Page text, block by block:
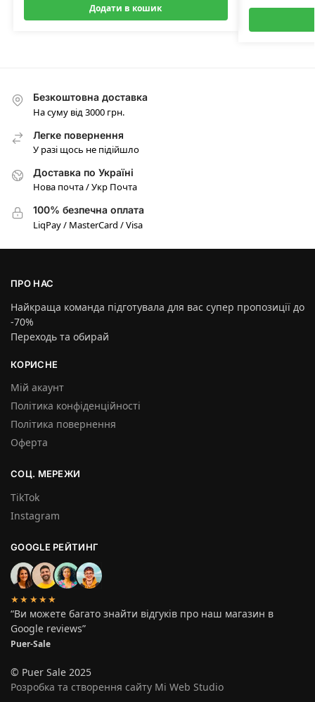
Додати в кошик
Безкоштовна доставка
На суму від 3000 грн.
Легке повернення
У разі щось не підійшло
Доставка по Україні
Нова почта / Укр Почта
100% безпечна оплата
LiqPay / MasterCard / Visa
ПРО НАС
Найкраща команда підготувала для вас супер пропозиції до
-70%
Переходь та обирай
КОРИСНЕ
Мій акаунт
Політика конфіденційності
Політика повернення
Оферта
СОЦ. МЕРЕЖИ
TikTok
Instagram
GOOGLE РЕЙТИНГ
★★★★★
“Ви можете багато знайти відгуків про наш магазин в
Google reviews”
Puer-Sale
© Puer Sale 2025
Розробка та створення сайту Mi Web Studio